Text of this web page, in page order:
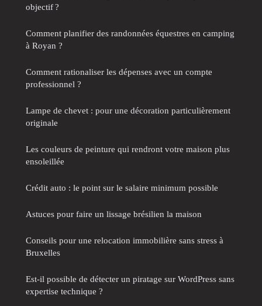
objectif ?
Comment planifier des randonnées équestres en camping
à Royan ?
Comment rationaliser les dépenses avec un compte
professionnel ?
Lampe de chevet : pour une décoration particulièrement
originale
Les couleurs de peinture qui rendront votre maison plus
ensoleillée
Crédit auto : le point sur le salaire minimum possible
Astuces pour faire un lissage brésilien la maison
Conseils pour une relocation immobilière sans stress à
Bruxelles
Est-il possible de détecter un piratage sur WordPress sans
expertise technique ?